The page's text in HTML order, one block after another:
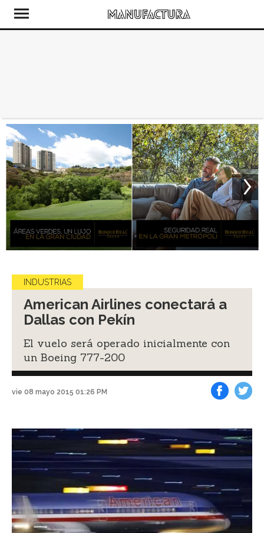
INDUSTRIAS
American Airlines conectará a
Dallas con Pekín
El vuelo será operado inicialmente con
un Boeing 777-200
vie 08 mayo 2015 01:26 PM